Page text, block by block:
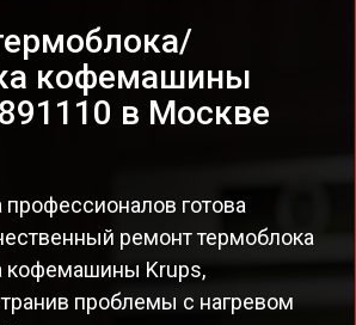
кофемашины
в Москве
готова
ремонт термоблока
кофемашины Krups,
проблемы с нагревом